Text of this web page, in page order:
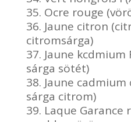
35. Ocre rouge
36. Jaune citron
citromsárga)
37. Jaune
sárga sötét)
38. Jaune
sárga citrom)
39. Laque Garance